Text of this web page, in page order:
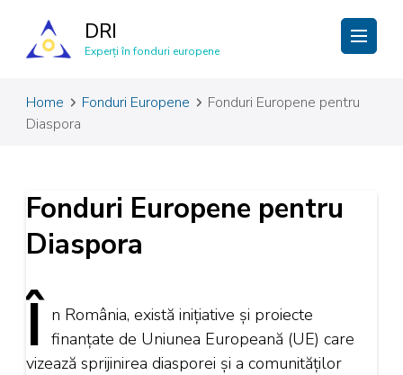
DRI
Experți în fonduri europene
Home Fonduri Europene
Fonduri Europene pentru
Diaspora
Fonduri Europene pentru
Diaspora
Î n România, există inițiative și proiecte
finanțate de Uniunea Europeană (UE) care
vizează sprijinirea diasporei și a comunităților